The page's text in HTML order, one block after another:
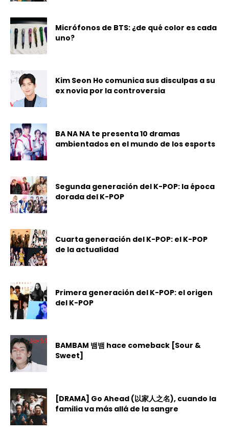
Micrófonos de BTS: ¿de qué color es cada
uno?
Kim Seon Ho comunica sus disculpas a su
ex novia por la controversia
BA NA NA te presenta 10 dramas
ambientados en el mundo de los esports
Segunda generación del K-POP: la época
dorada del K-POP
Cuarta generación del K-POP: el K-POP
de la actualidad
Primera generación del K-POP: el origen
del K-POP
BAMBAM 뱀뱀 hace comeback [Sour &
Sweet]
[DRAMA] Go Ahead (以家人之名), cuando la
familia va más allá de la sangre